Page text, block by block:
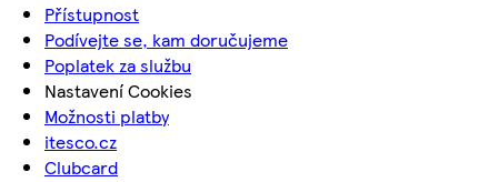
Přístupnost
Podívejte se, kam doručujeme
Poplatek za službu
Nastavení Cookies
Možnosti platby
itesco.cz
Clubcard